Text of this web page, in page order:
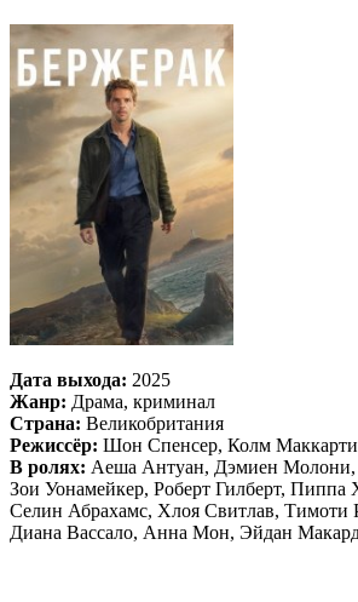
Дата выхода: 2025
Жанр: Драма, криминал
Страна: Великобритания
Режиссёр: Шон Спенсер, Колм Маккарти
В ролях: Аеша Антуан, Дэмиен Молони,
Зои Уонамейкер, Роберт Гилберт, Пиппа
Селин Абрахамс, Хлоя Свитлав,
Диана Вассало, Анна Мон, Эйдан